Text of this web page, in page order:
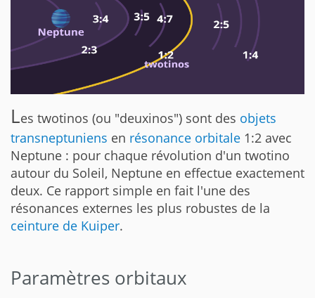
Les twotinos (ou "deuxinos") sont des objets
transneptuniens en résonance orbitale 1:2 avec
Neptune : pour chaque révolution d'un twotino
autour du Soleil, Neptune en effectue exactement
deux. Ce rapport simple en fait l'une des
résonances externes les plus robustes de la
ceinture de Kuiper.
Paramètres orbitaux